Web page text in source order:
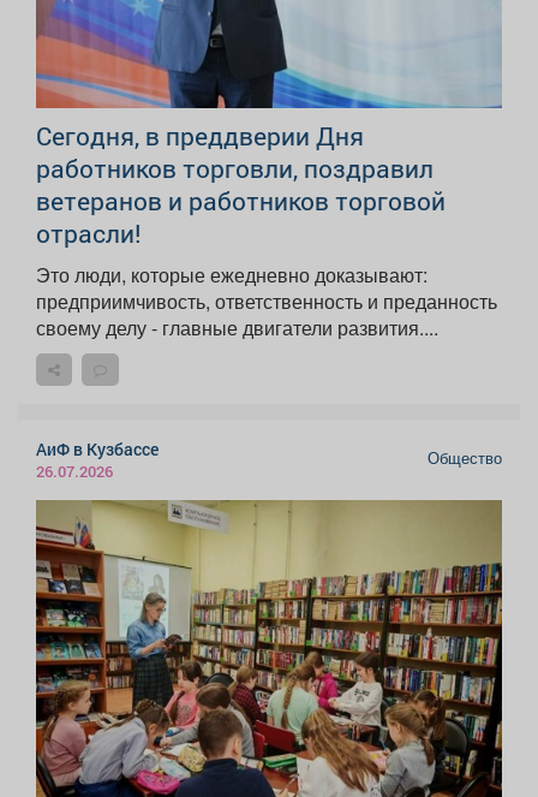
Сегодня, в преддверии Дня
работников торговли, поздравил
ветеранов и работников торговой
отрасли!
Это люди, которые ежедневно доказывают:
предприимчивость, ответственность и преданность
своему делу - главные двигатели развития....
АиФ в Кузбассе
26.07.2026
Общество